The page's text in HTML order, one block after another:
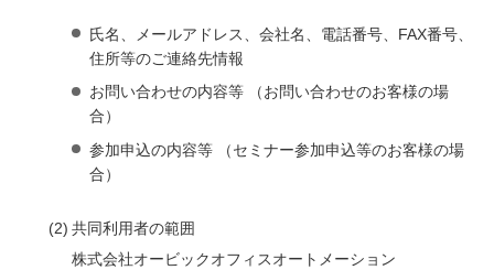
氏名、メールアドレス、会社名、電話番号、FAX番号、
住所等のご連絡先情報
お問い合わせの内容等 （お問い合わせのお客様の場
合）
参加申込の内容等 （セミナー参加申込等のお客様の場
合）
(2) 共同利用者の範囲
株式会社オービックオフィスオートメーション